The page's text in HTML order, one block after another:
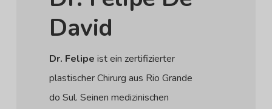
David
Dr. Felipe ist ein zertifizierter
plastischer Chirurg aus Rio Grande
do Sul. Seinen medizinischen